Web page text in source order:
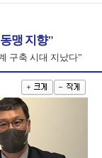
맹 지향"
구축 시대 지났다”